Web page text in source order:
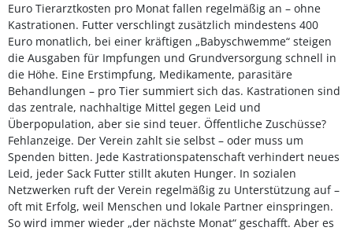
Euro Tierarztkosten pro Monat fallen regelmäßig an – ohne
Kastrationen. Futter verschlingt zusätzlich mindestens 400
Euro monatlich, bei einer kräftigen „Babyschwemme“ steigen
die Ausgaben für Impfungen und Grundversorgung schnell in
die Höhe. Eine Erstimpfung, Medikamente, parasitäre
Behandlungen – pro Tier summiert sich das. Kastrationen sind
das zentrale, nachhaltige Mittel gegen Leid und
Überpopulation, aber sie sind teuer. Öffentliche Zuschüsse?
Fehlanzeige. Der Verein zahlt sie selbst – oder muss um
Spenden bitten. Jede Kastrationspatenschaft verhindert neues
Leid, jeder Sack Futter stillt akuten Hunger. In sozialen
Netzwerken ruft der Verein regelmäßig zu Unterstützung auf –
oft mit Erfolg, weil Menschen und lokale Partner einspringen.
So wird immer wieder „der nächste Monat“ geschafft. Aber es